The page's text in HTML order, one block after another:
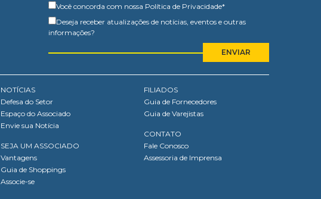
Você concorda com nossa Política de Privacidade*
Deseja receber atualizações de notícias, eventos e outras
informações?
NOTÍCIAS
Defesa do Setor
Espaço do Associado
Envie sua Notícia
SEJA UM ASSOCIADO
Vantagens
Guia de Shoppings
Associe-se
FILIADOS
Guia de Fornecedores
Guia de Varejistas
CONTATO
Fale Conosco
Assessoria de Imprensa